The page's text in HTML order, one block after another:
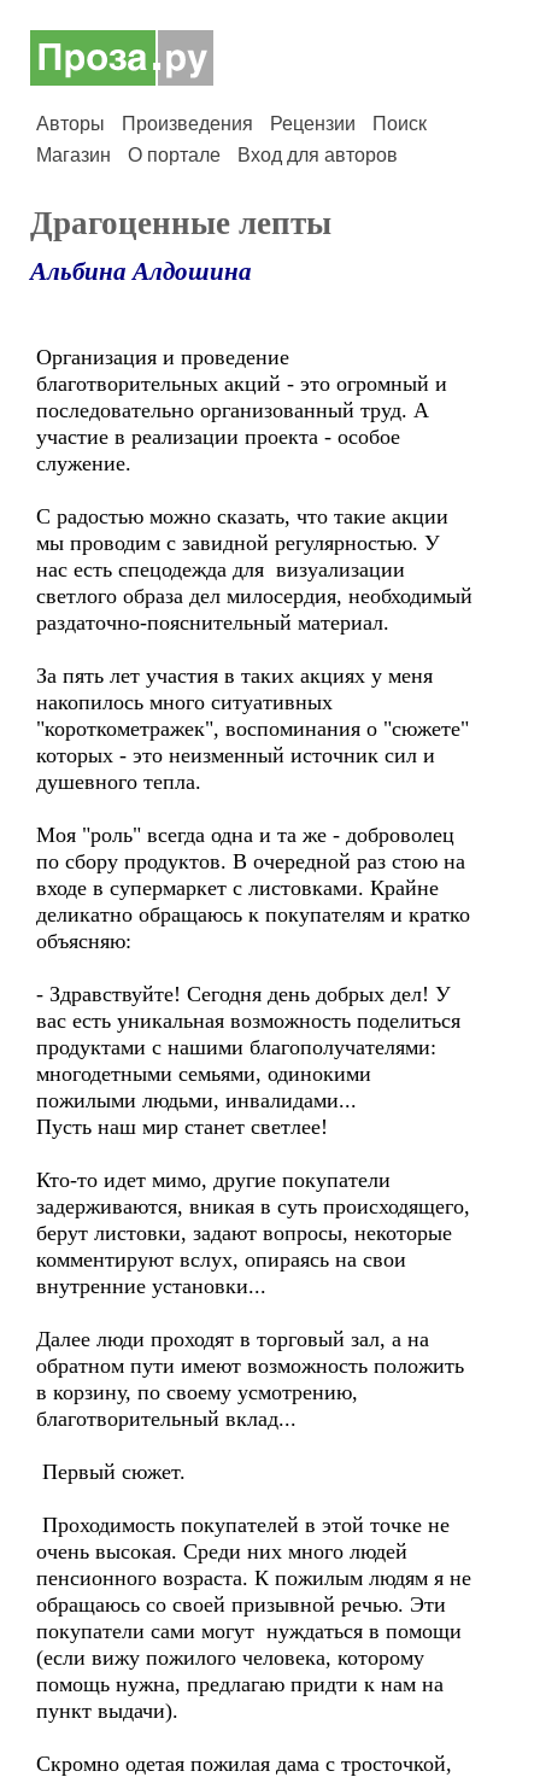
Авторы Произведения Рецензии
Поиск
Магазин
О портале Вход для авторов
Драгоценные лепты
Альбина Алдошина
Организация и проведение
благотворительных акций - это огромный и
последовательно организованный труд. А
участие в реализации проекта - особое
служение.
С радостью можно сказать, что такие акции
мы проводим с завидной регулярностью. У
нас есть спецодежда для визуализации
светлого образа дел милосердия, необходимый
раздаточно-пояснительный материал.
За пять лет участия в таких акциях у меня
накопилось много ситуативных
"короткометражек", воспоминания о "сюжете"
которых - это неизменный источник сил и
душевного тепла.
Моя "роль" всегда одна и та же - доброволец
по сбору продуктов. В очередной раз стою на
входе в супермаркет с листовками. Крайне
деликатно обращаюсь к покупателям и кратко
объясняю:
- Здравствуйте! Сегодня день добрых дел! У
вас есть уникальная возможность поделиться
продуктами с нашими благополучателями:
многодетными семьями, одинокими
пожилыми людьми, инвалидами...
Пусть наш мир станет светлее!
Кто-то идет мимо, другие покупатели
задерживаются, вникая в суть происходящего,
берут листовки, задают вопросы, некоторые
комментируют вслух, опираясь на свои
внутренние установки...
Далее люди проходят в торговый зал, а на
обратном пути имеют возможность положить
в корзину, по своему усмотрению,
благотворительный вклад...
Первый сюжет.
Проходимость покупателей в этой точке не
очень высокая. Среди них много людей
пенсионного возраста. К пожилым людям я не
обращаюсь со своей призывной речью. Эти
покупатели сами могут нуждаться в помощи
(если вижу пожилого человека, которому
помощь нужна, предлагаю придти к нам на
пункт выдачи).
Скромно одетая пожилая дама с тросточкой,